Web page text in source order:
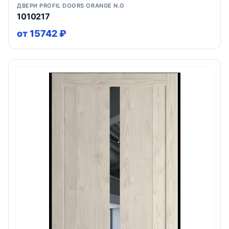
ДВЕРИ PROFIL DOORS ORANGE N.O
1010217
от 15742 ₽